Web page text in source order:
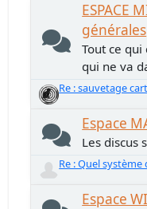
ESPACE
générales
Tout ce
qui ne va
Re : sauvetage
Espace
Les discus
Re : Quel système
Espace